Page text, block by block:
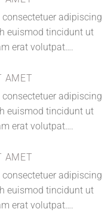
adipiscing
euismod tincidunt ut
erat volutpat….
AMET
adipiscing
euismod tincidunt ut
erat volutpat….
AMET
adipiscing
euismod tincidunt ut
erat volutpat….